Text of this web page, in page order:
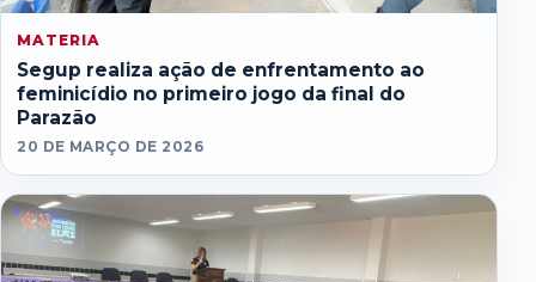
MATERIA
Segup realiza ação de enfrentamento ao
feminicídio no primeiro jogo da final do
Parazão
20 DE MARÇO DE 2026